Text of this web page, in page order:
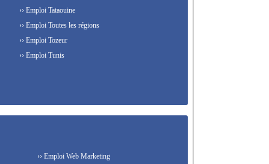
›› Emploi Tataouine
›› Emploi Toutes les régions
›› Emploi Tozeur
›› Emploi Tunis
›› Emploi Web Marketing